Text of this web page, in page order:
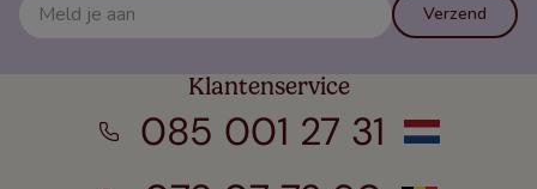
Verzend
Klantenservice
085 001 27 31